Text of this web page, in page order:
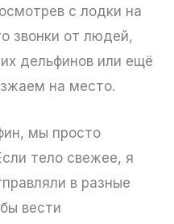
с лодки на
звонки от людей,
дельфинов или ещё
на место.
мы просто
тело свежее, я
в разные
вести